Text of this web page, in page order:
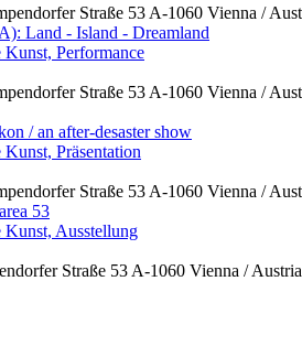
Straße 53 A-1060 Vienna /
Land - Island - Dreamland
Performance
Straße 53 A-1060 Vienna /
/ an after-desaster show
Präsentation
Straße 53 A-1060 Vienna /
53
Kunst, Ausstellung
Straße 53 A-1060 Vienna /